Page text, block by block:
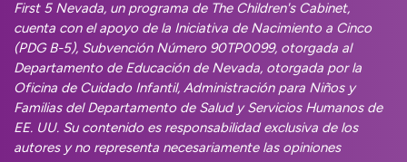
First 5 Nevada, un programa de The Children's Cabinet,
cuenta con el apoyo de la Iniciativa de Nacimiento a Cinco
(PDG B-5), Subvención Número 90TP0099, otorgada al
Departamento de Educación de Nevada, otorgada por la
Oficina de Cuidado Infantil, Administración para Niños y
Familias del Departamento de Salud y Servicios Humanos de
EE. UU. Su contenido es responsabilidad exclusiva de los
autores y no representa necesariamente las opiniones